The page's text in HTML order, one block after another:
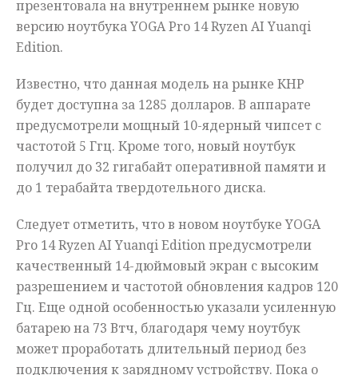
презентовала на внутреннем рынке новую
версию ноутбука YOGA Pro 14 Ryzen AI Yuanqi
Edition.
Известно, что данная модель на рынке КНР
будет доступна за 1285 долларов. В аппарате
предусмотрели мощный 10-ядерный чипсет с
частотой 5 Ггц. Кроме того, новый ноутбук
получил до 32 гигабайт оперативной памяти и
до 1 терабайта твердотельного диска.
Следует отметить, что в новом ноутбуке YOGA
Pro 14 Ryzen AI Yuanqi Edition предусмотрели
качественный 14-дюймовый экран с высоким
разрешением и частотой обновления кадров 120
Гц. Еще одной особенностью указали усиленную
батарею на 73 Втч, благодаря чему ноутбук
может проработать длительный период без
подключения к зарядному устройству. Пока о